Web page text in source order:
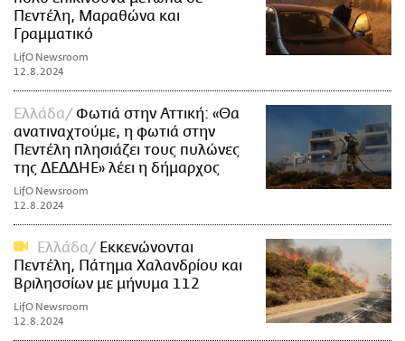
Πεντέλη, Μαραθώνα και
Γραμματικό
LifO Newsroom
12.8.2024
Ελλάδα
Φωτιά στην Αττική: «Θα
ανατιναχτούμε, η φωτιά στην
Πεντέλη πλησιάζει τους πυλώνες
της ΔΕΔΔΗΕ» λέει η δήμαρχος
LifO Newsroom
12.8.2024
Ελλάδα
Εκκενώνονται
Πεντέλη, Πάτημα Χαλανδρίου και
Βριλησσίων με μήνυμα 112
LifO Newsroom
12.8.2024